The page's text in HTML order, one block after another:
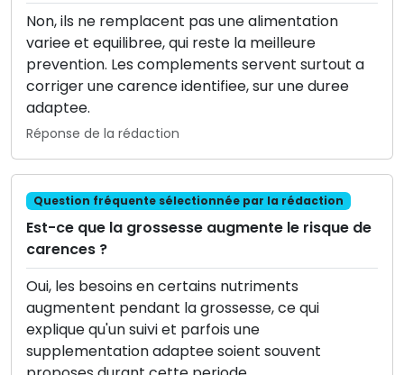
Non, ils ne remplacent pas une alimentation
variee et equilibree, qui reste la meilleure
prevention. Les complements servent surtout a
corriger une carence identifiee, sur une duree
adaptee.
Réponse de la rédaction
Question fréquente sélectionnée par la rédaction
Est-ce que la grossesse augmente le risque de
carences ?
Oui, les besoins en certains nutriments
augmentent pendant la grossesse, ce qui
explique qu'un suivi et parfois une
supplementation adaptee soient souvent